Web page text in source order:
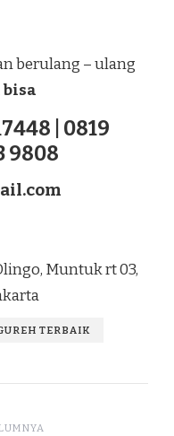
berulang – ulang
bisa
| 0819
9808
Muntuk rt 03,
TERBAIK